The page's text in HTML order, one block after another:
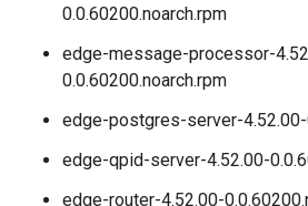
0.0.60200.noarch.rpm
edge-message-processor-
0.0.60200.noarch.rpm
edge-postgres-server-4.52.00-
edge-qpid-server-4.52.00-
edge-router-4.52.00-